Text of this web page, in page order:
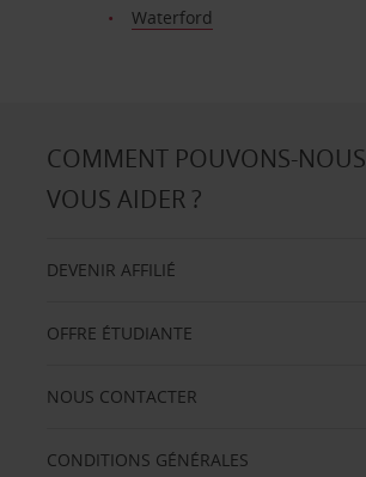
Waterford
COMMENT POUVONS-NOUS
VOUS AIDER ?
DEVENIR AFFILIÉ
OFFRE ÉTUDIANTE
NOUS CONTACTER
CONDITIONS GÉNÉRALES